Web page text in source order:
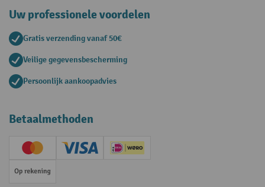
Uw professionele voordelen
Gratis verzending vanaf 50€
Veilige gegevensbescherming
Persoonlijk aankoopadvies
Betaalmethoden
Creditcard (Master)Creditcard (Visa)iDEAL | Wero
Op rekening